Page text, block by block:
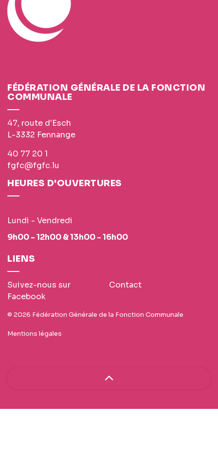
FÉDÉRATION GÉNÉRALE DE LA FONCTION
COMMUNALE
47, route d'Esch
L-3332 Fennange
40 77 20 1
fgfc@fgfc.lu
HEURES D'OUVERTURES
Lundi - Vendredi
9h00 - 12h00 & 13h00 - 16h00
LIENS
Suivez-nous sur
Facebook
Contact
© 2026 Fédération Générale de la Fonction Communale
Mentions légales